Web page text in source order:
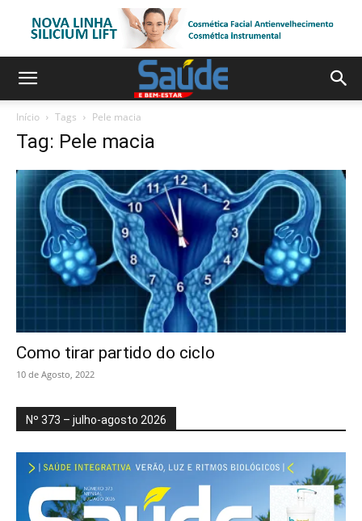
Início Tags Pele macia
Tag: Pele macia
Como tirar partido do ciclo
10 de Agosto, 2022
Nº 373 – julho-agosto 2026